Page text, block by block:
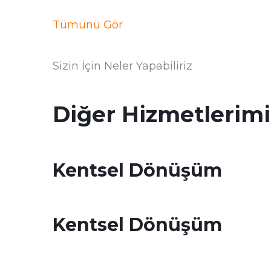
Tümünü Gör
Sizin İçin Neler Yapabiliriz
Diğer
Kentsel Dönüşüm
Kentsel Dönüşüm